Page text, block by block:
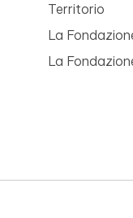
Territorio
La
La